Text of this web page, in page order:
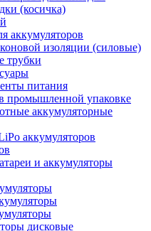
(косичка)
аккумуляторов
изоляции (силовые)
трубки
питания
промышленной упаковке
аккумуляторные
аккумуляторов
и аккумуляторы
дисковые